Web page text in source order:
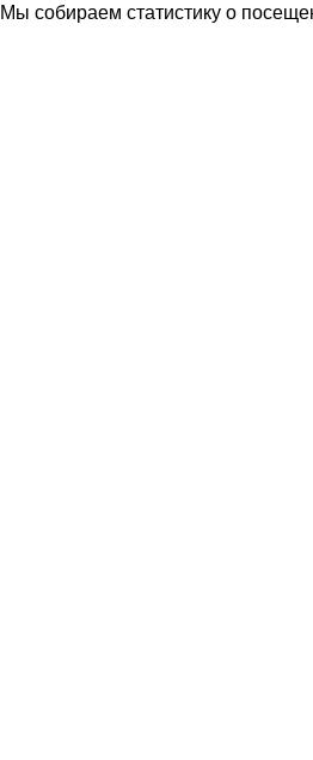
Мы собираем статистику о